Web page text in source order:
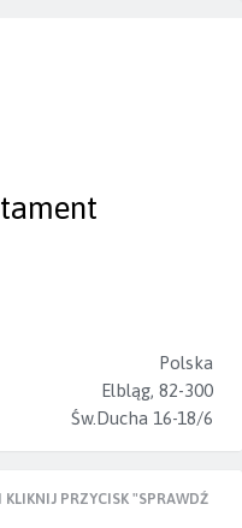
Polska
Elbląg, 82-300
Św.Ducha 16-18/6
PRZYCISK "SPRAWDŹ